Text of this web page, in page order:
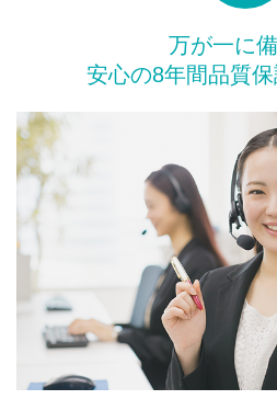
万が一に
安心の8年間品質